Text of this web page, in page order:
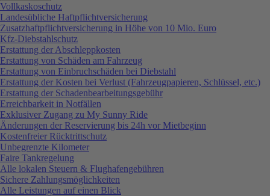
Vollkaskoschutz
Landesübliche Haftpflichtversicherung
Zusatzhaftpflichtversicherung in Höhe von 10 Mio. Euro
Kfz-Diebstahlschutz
Erstattung der Abschleppkosten
Erstattung von Schäden am Fahrzeug
Erstattung von Einbruchschäden bei Diebstahl
Erstattung der Kosten bei Verlust (Fahrzeugpapieren, Schlüssel, etc.)
Erstattung der Schadenbearbeitungsgebühr
Erreichbarkeit in Notfällen
Exklusiver Zugang zu My Sunny Ride
Änderungen der Reservierung bis 24h vor Mietbeginn
Kostenfreier Rücktrittschutz
Unbegrenzte Kilometer
Faire Tankregelung
Alle lokalen Steuern & Flughafengebühren
Sichere Zahlungsmöglichkeiten
Alle Leistungen auf einen Blick